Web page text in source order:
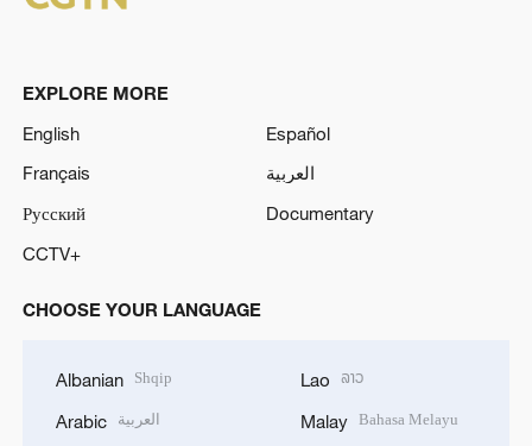
EXPLORE MORE
English
Español
Français
العربية
Русский
Documentary
CCTV+
CHOOSE YOUR LANGUAGE
Albanian Shqip
Arabic العربية
Lao ລາວ
Malay Bahasa Melayu